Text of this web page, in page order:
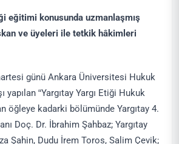
eğitimi konusunda uzmanlaşmış
ve üyeleri ile tetkik hâkimleri
günü Ankara Üniversitesi Hukuk
yapılan “Yargıtay Yargı Etiği Hukuk
öğleye kadarki bölümünde Yargıtay 4.
Doç. Dr. İbrahim Şahbaz; Yargıtay
Şahin, Dudu İrem Toros, Salim Çevik;